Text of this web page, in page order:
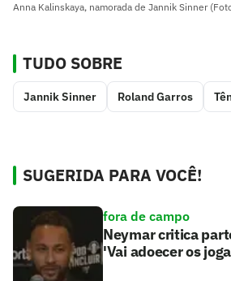
Anna Kalinskaya, namorada de Jannik Sinner
TUDO SOBRE
Jannik Sinner Roland Garros
SUGERIDA PARA VOCÊ!
fora de campo
Neymar critica
'Vai adoecer os